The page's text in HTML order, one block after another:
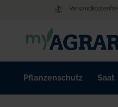
Pflanzenschutz Saat